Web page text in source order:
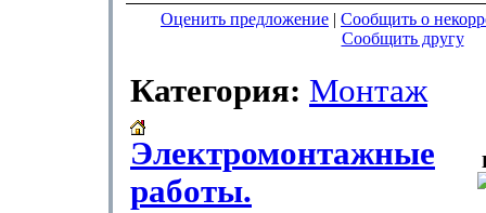
Оценить предложение | Сообщить о
Сообщить другу
Категория: Монтаж
Электромонтажные
работы.